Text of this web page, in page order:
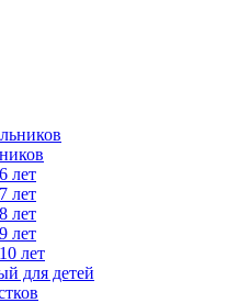
лет
лет
лет
лет
лет
для детей